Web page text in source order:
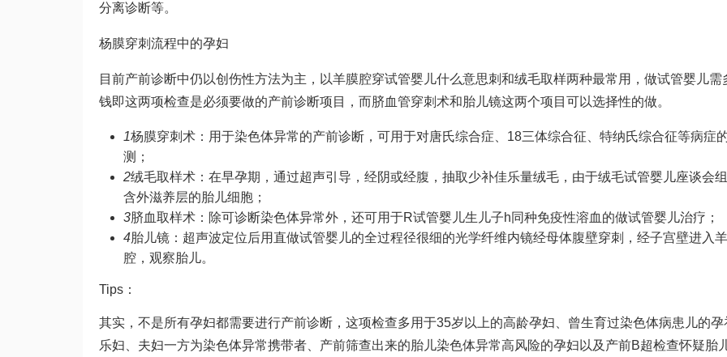
分离诊断等。
杨膜穿刺流程中的孕妇
目前产前诊断中仍以创伤性方法为主，以羊膜腔穿试管婴儿什么意思刺和绒毛取样两种最常用， 做试管婴儿需
钱即这两项检查是必须要做的产前诊断项目，而脐血管穿刺术和胎儿镜这两个项目可以选择性的做。
1杨膜穿刺术：用于染色体异常的产前诊断，可用于对唐氏综合症、18三体综合征、特纳氏综合征等病症
测；
2绒毛取样术：在早孕期，通过超声引导，经阴或经腹，抽取少补佳乐量绒毛，由于绒毛试管婴儿座谈会
含外滋养层的胎儿细胞；
3脐血取样术：除可诊断染色体异常外，还可用于R试管婴儿生儿子h同种免疫性溶血的做试管婴儿治疗；
4胎儿镜：超声波定位后用直做试管婴儿的全过程径很细的光学纤维内镜经母体腹壁穿刺，经子宫壁进入
腔，观察胎儿。
Tips：
其实，不是所有孕妇都需要进行产前诊断，这项检查多用于35岁以上的高龄孕妇、曾生育过染色体病患儿的孕
乐妇、夫妇一方为染色体异常携带者、产前筛查出来的胎儿染色体异常高风险的孕妇以及产前B超检查怀疑胎